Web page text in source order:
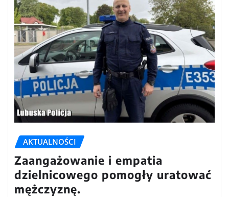
AKTUALNOŚCI
Zaangażowanie i empatia
dzielnicowego pomogły uratować
mężczyznę.